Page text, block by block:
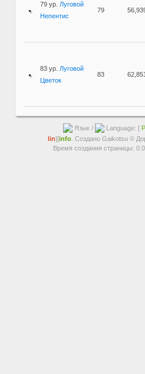
79 ур. Луговой
Непентис
79
83 ур. Луговой
Цветок
83 62,851
Язык / Language: [
lin][info. Создано Gaikotsu ©
Время создания страницы: